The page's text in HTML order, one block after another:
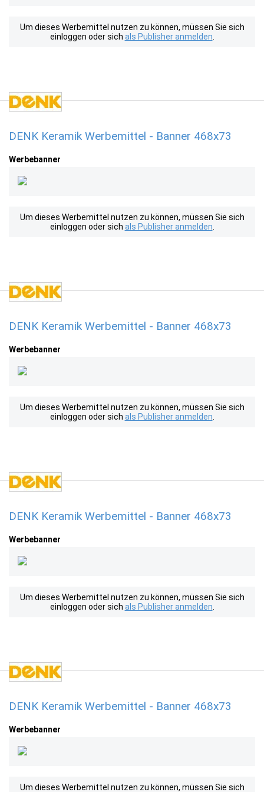
Um dieses Werbemittel nutzen zu können, müssen Sie sich
einloggen oder sich als Publisher anmelden
DENK Keramik Werbemittel - Banner 468x73
Werbebanner
Um dieses Werbemittel nutzen zu können, müssen Sie sich
einloggen oder sich als Publisher anmelden
DENK Keramik Werbemittel - Banner 468x73
Werbebanner
Um dieses Werbemittel nutzen zu können, müssen Sie sich
einloggen oder sich als Publisher anmelden
DENK Keramik Werbemittel - Banner 468x73
Werbebanner
Um dieses Werbemittel nutzen zu können, müssen Sie sich
einloggen oder sich als Publisher anmelden
DENK Keramik Werbemittel - Banner 468x73
Werbebanner
Um dieses Werbemittel nutzen zu können, müssen Sie sich